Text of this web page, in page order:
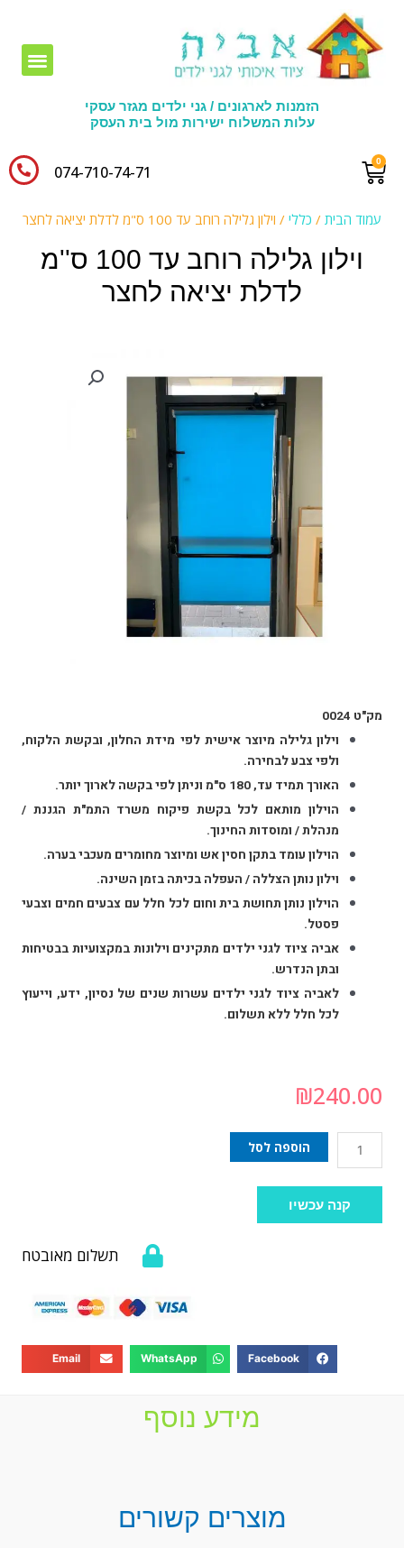
הזמנות לארגונים / גני ילדים מגזר עסקי
עלות המשלוח ישירות מול בית העסק
074-710-74-71​
עמוד הבית / כללי / וילון גלילה רוחב עד 100 ס"מ לדלת יציאה לחצר
וילון גלילה רוחב עד 100 ס''מ
לדלת יציאה לחצר
מק"ט 0024
וילון גלילה מיוצר אישית לפי מידת החלון, ובקשת הלקוח,
ולפי צבע לבחירה.
האורך תמיד עד, 180 ס"מ וניתן לפי בקשה לארוך יותר.
הוילון מותאם לכל בקשת פיקוח משרד התמ"ת הגננת /
מנהלת / ומוסדות החינוך.
הוילון עומד בתקן חסין אש ומיוצר מחומרים מעכבי בערה.
וילון נותן הצללה / העפלה בכיתה בזמן השינה.
הוילון נותן תחושת בית וחום לכל חלל עם צבעים חמים וצבעי
פסטל.
אביה ציוד לגני ילדים מתקינים וילונות במקצועיות בבטיחות
ובתן הנדרש.
לאביה ציוד לגני ילדים עשרות שנים של נסיון, ידע, וייעוץ
לכל חלל ללא תשלום.
₪240.00
הוספה לסל
קנה עכשיו
תשלום מאובטח
Facebook
WhatsApp
Email
מידע נוסף
מוצרים קשורים